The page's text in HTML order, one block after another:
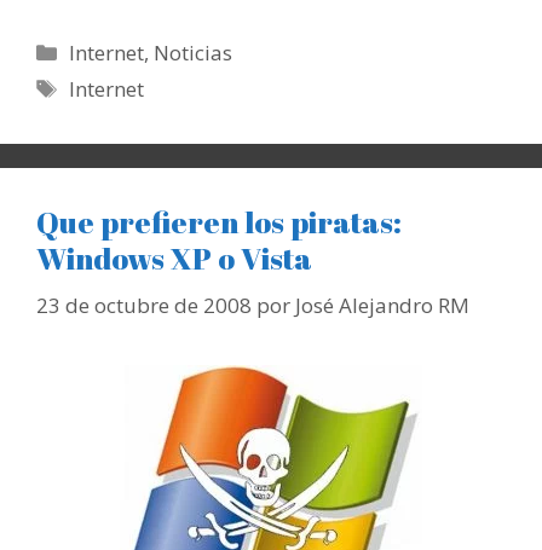
Categorías
Internet, Noticias
Etiquetas
Internet
Que prefieren los piratas:
Windows XP o Vista
23 de octubre de 2008 por José Alejandro RM